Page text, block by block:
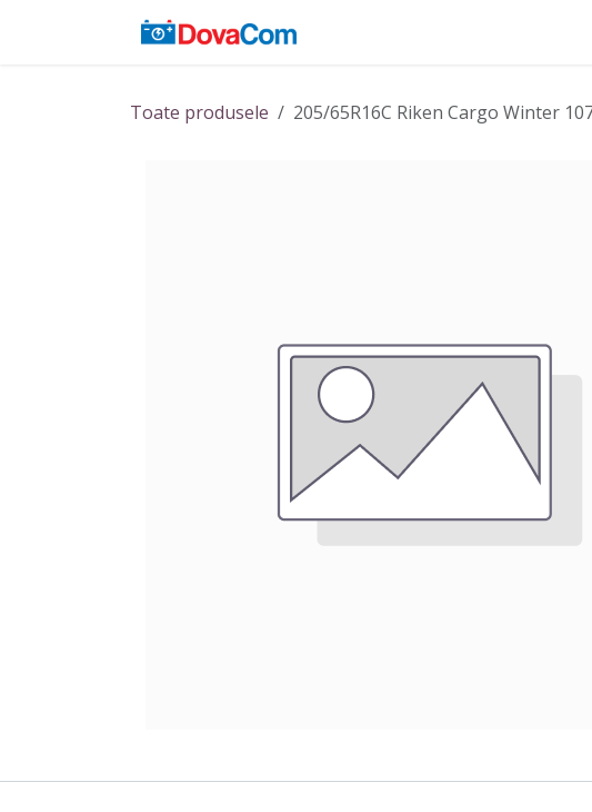
Toate produsele 205/65R16C Riken Cargo Winter